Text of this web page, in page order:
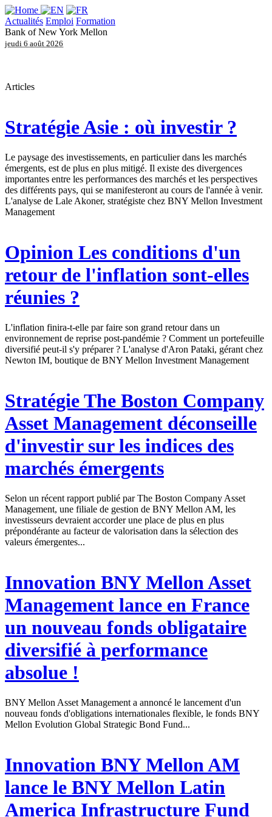
Actualités Emploi Formation
Bank of New York Mellon
jeudi 6 août 2026
Articles
StratégieAsie : où investir ?
Le paysage des investissements, en particulier dans les marchés
émergents, est de plus en plus mitigé. Il existe des divergences
importantes entre les performances des marchés et les perspectives
des différents pays, qui se manifesteront au cours de l'année à venir.
L'analyse de Lale Akoner, stratégiste chez BNY Mellon Investment
Management
Opinion Les conditions d'un
retour de l'inflation sont-elles
réunies ?
L'inflation finira-t-elle par faire son grand retour dans un
environnement de reprise post-pandémie ? Comment un portefeuille
diversifié peut-il s'y préparer ? L'analyse d'Aron Pataki, gérant chez
Newton IM, boutique de BNY Mellon Investment Management
StratégieThe Boston Company
Asset Management déconseille
d'investir sur les indices des
marchés émergents
Selon un récent rapport publié par The Boston Company Asset
Management, une filiale de gestion de BNY Mellon AM, les
investisseurs devraient accorder une place de plus en plus
prépondérante au facteur de valorisation dans la sélection des
valeurs émergentes...
Innovation BNY Mellon Asset
Management lance en France
un nouveau fonds obligataire
diversifié à performance
absolue !
BNY Mellon Asset Management a annoncé le lancement d'un
nouveau fonds d'obligations internationales flexible, le fonds BNY
Mellon Evolution Global Strategic Bond Fund...
Innovation BNY Mellon AM
lance le BNY Mellon Latin
America Infrastructure Fund